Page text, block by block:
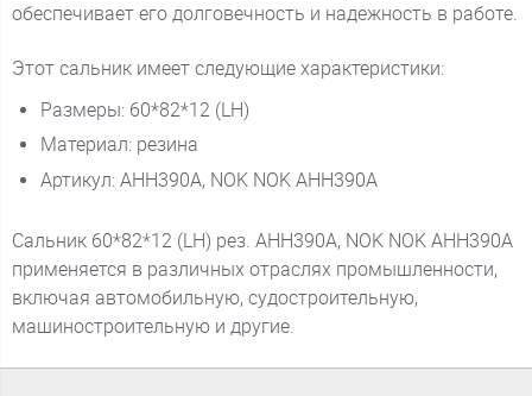
обеспечивает его долговечность и надежность в работе.
Этот сальник имеет следующие характеристики:
Размеры: 60*82*12 (LH)
Материал: резина
Артикул: AHH390A, NOK NOK AHH390A
Сальник 60*82*12 (LH) рез. AHH390A, NOK NOK AHH390A
применяется в различных отраслях промышленности,
включая автомобильную, судостроительную,
машиностроительную и другие.